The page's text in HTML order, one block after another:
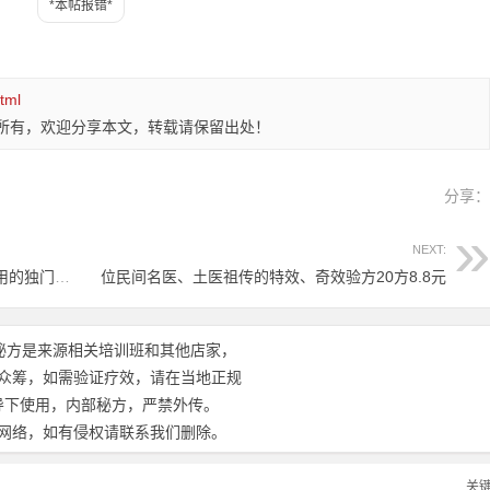
有，欢迎分享本文，转载请保留出处！
分享：
NEXT:
位民间名医、土医祖传的特效、奇效验方20方8.8元
是来源相关培训班和其他店家，
筹，如需验证疗效，请在当地正规
使用，内部秘方，严禁外传。
络，如有侵权请联系我们删除。
关